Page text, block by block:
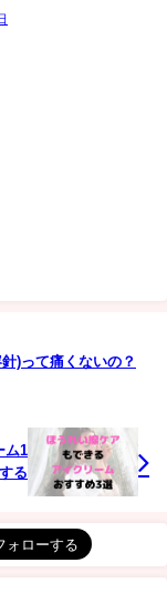
)って痛くないの？
ム1
る